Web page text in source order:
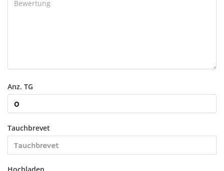
Anz. TG
Tauchbrevet